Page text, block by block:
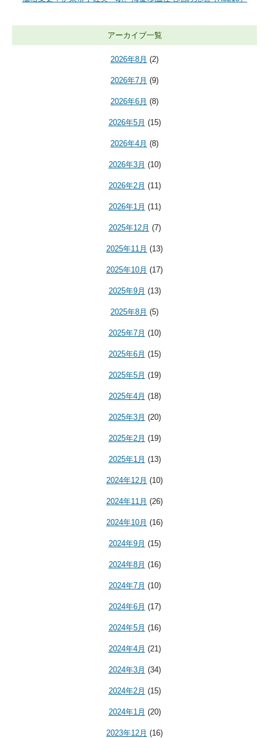
アーカイブ一覧
2026年8月 (2)
2026年7月 (9)
2026年6月 (8)
2026年5月 (15)
2026年4月 (8)
2026年3月 (10)
2026年2月 (11)
2026年1月 (11)
2025年12月 (7)
2025年11月 (13)
2025年10月 (17)
2025年9月 (13)
2025年8月 (5)
2025年7月 (10)
2025年6月 (15)
2025年5月 (19)
2025年4月 (18)
2025年3月 (20)
2025年2月 (19)
2025年1月 (13)
2024年12月 (10)
2024年11月 (26)
2024年10月 (16)
2024年9月 (15)
2024年8月 (16)
2024年7月 (10)
2024年6月 (17)
2024年5月 (16)
2024年4月 (21)
2024年3月 (34)
2024年2月 (15)
2024年1月 (20)
2023年12月 (16)